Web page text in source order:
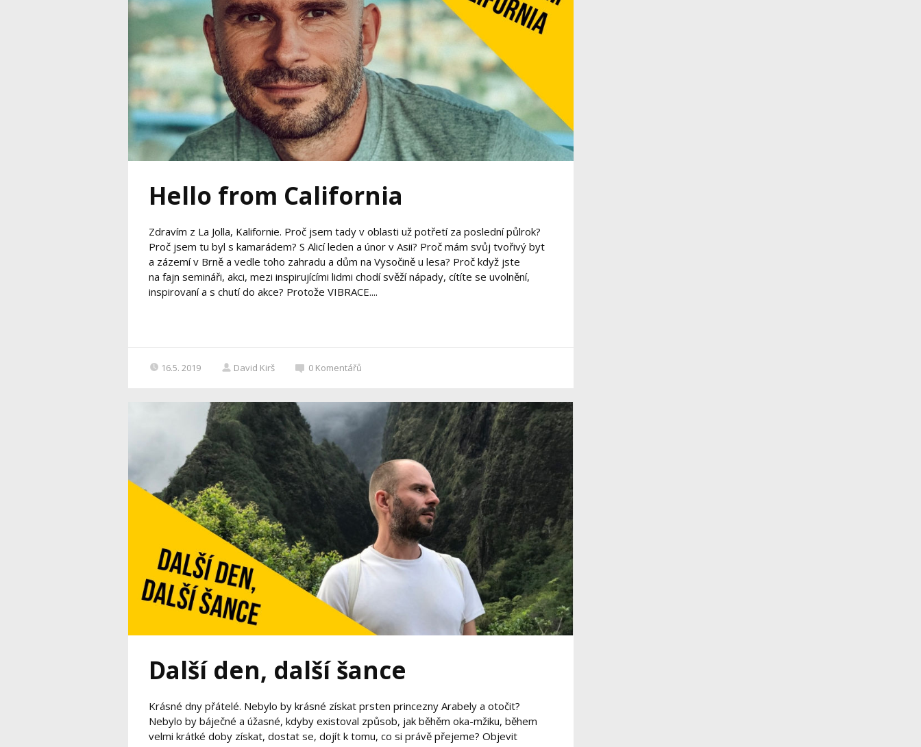
Hello from California
Zdravím z La Jolla, Kalifornie. Proč jsem tady v oblasti už potřetí za poslední půlrok?
Proč jsem tu byl s kamarádem? S Alicí leden a únor v Asii? Proč mám svůj tvořivý byt
a zázemí v Brně a vedle toho zahradu a dům na Vysočině u lesa? Proč když jste
na fajn semináři, akci, mezi inspirujícími lidmi chodí svěží nápady, cítíte se uvolnění,
inspirovaní a s chutí do akce? Protože VIBRACE....
16.5. 2019 David Kirš 0 Komentářů
Další den, další šance
Krásné dny přátelé. Nebylo by krásné získat prsten princezny Arabely a otočit?
Nebylo by báječné a úžasné, kdyby existoval způsob, jak běhěm oka-mžiku, během
velmi krátké doby získat, dostat se, dojít k tomu, co si právě přejeme? Objevit